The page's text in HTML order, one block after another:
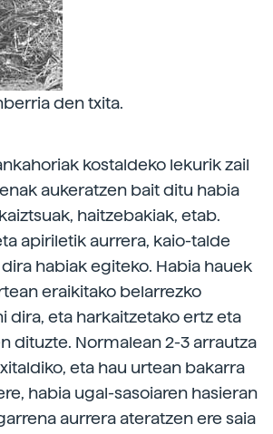
den txita.
kostaldeko lekurik zail
aukeratzen bait ditu habia
haitzebakiak, etab.
apiriletik aurrera, kaio-talde
habiak egiteko. Habia hauek
eraikitako belarrezko
dira, eta harkaitzetako ertz eta
dituzte. Normalean 2-3 arrautza
eta hau urtean bakarra
habia ugal-sasoiaren hasieran
aurrera ateratzen ere saia